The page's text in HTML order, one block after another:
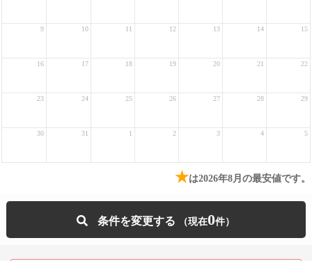
9 10 11 12 13 14 15
16 17 18 19 20 21 22
23 24 25 26 27 28 29
30 31 1 2 3 4 5
★は2026年8月の最安値です。
条件を変更する 0